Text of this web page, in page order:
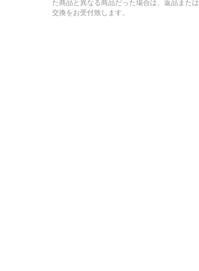
た商品と異なる商品だった場合は、返品または
交換をお受付致します。